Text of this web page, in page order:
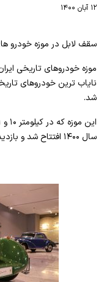
۱۲ آبان ۱۴۰۰
سقف لابل در موزه خودرو
موزه خودروهای تاریخی
شد.
سال ۱۴۰۰ افتتاح شد و بازدید برای عموم نیز آزاد می باشد.